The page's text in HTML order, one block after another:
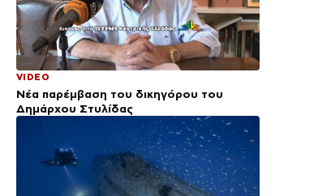
VIDEO
Νέα παρέμβαση του δικηγόρου του
Δημάρχου Στυλίδας